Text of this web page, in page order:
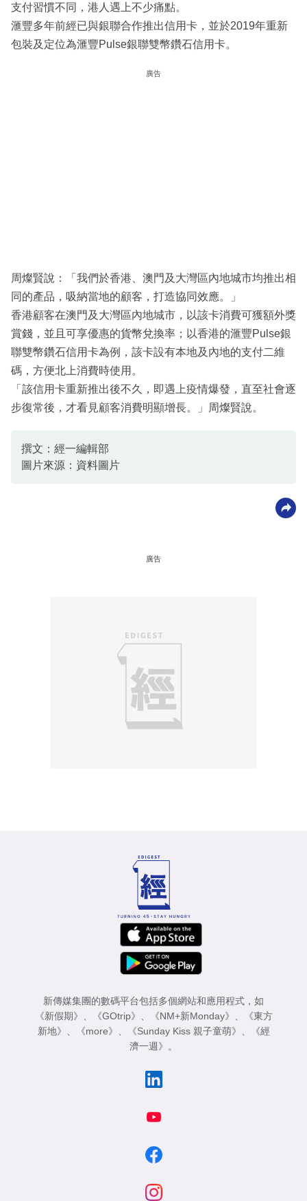
支付習慣不同，港人遇上不少痛點。
滙豐多年前經已與銀聯合作推出信用卡，並於2019年重新
包裝及定位為滙豐Pulse銀聯雙幣鑽石信用卡。
廣告
周燦賢說：「我們於香港、澳門及大灣區內地城市均推出相
同的產品，吸納當地的顧客，打造協同效應。」
香港顧客在澳門及大灣區內地城市，以該卡消費可獲額外獎
賞錢，並且可享優惠的貨幣兌換率；以香港的滙豐Pulse銀
聯雙幣鑽石信用卡為例，該卡設有本地及內地的支付二維
碼，方便北上消費時使用。
「該信用卡重新推出後不久，即遇上疫情爆發，直至社會逐
步復常後，才看見顧客消費明顯增長。」周燦賢說。
撰文：經一編輯部
圖片來源：資料圖片
廣告
新傳媒集團的數碼平台包括多個網站和應用程式，如
《新假期》
《GOtrip》 《NM+新Monday》
《東方
新地》
《more》 《Sunday Kiss 親子童萌》
《經
濟一週》
。